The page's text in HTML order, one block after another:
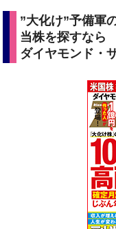
”大化け”予備軍
当株を探すなら
ダイヤモンド・